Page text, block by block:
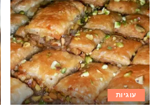
עוגיות